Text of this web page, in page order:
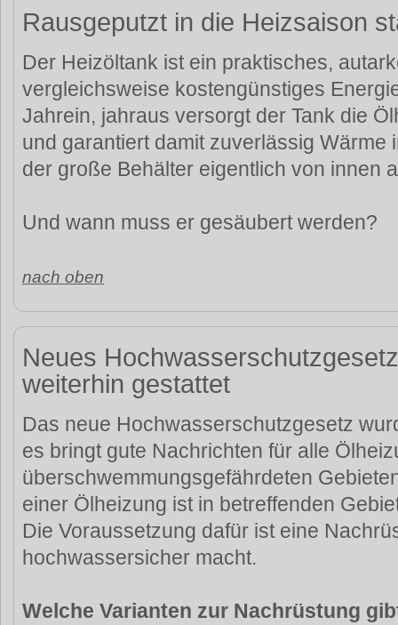
Rausgeputzt in die Heizsaison
Der Heizöltank ist ein praktisches,
vergleichsweise kostengünstiges
Jahrein, jahraus versorgt der Tank die
und garantiert damit zuverlässig Wärme
der große Behälter eigentlich von innen
Und wann muss er gesäubert werden?
nach oben
Neues
weiterhin gestattet
Das neue Hochwasserschutzgesetz
es bringt gute Nachrichten für alle
überschwemmungsgefährdeten
einer Ölheizung ist in betreffenden
Die Voraussetzung dafür ist eine
hochwassersicher macht.
Welche Varianten zur Nachrüstung